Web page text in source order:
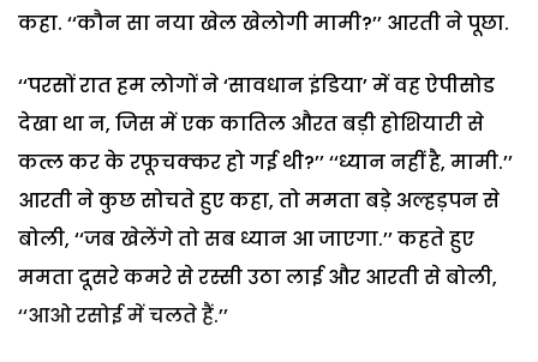
कहा. ‘‘कौन सा नया खेल खेलोगी मामी?’’ आरती ने पूछा.
‘‘परसों रात हम लोगों ने ‘सावधान इंडिया’ में वह ऐपीसोड
देखा था न, जिस में एक कातिल औरत बड़ी होशियारी से
कत्ल कर के रफूचक्कर हो गई थी?’’ ‘‘ध्यान नहीं है, मामी.’’
आरती ने कुछ सोचते हुए कहा, तो ममता बड़े अल्हड़पन से
बोली, ‘‘जब खेलेंगे तो सब ध्यान आ जाएगा.’’ कहते हुए
ममता दूसरे कमरे से रस्सी उठा लाई और आरती से बोली,
‘‘आओ रसोई में चलते हैं.’’